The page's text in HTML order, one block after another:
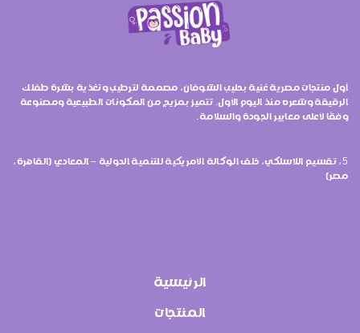
أول منتجات مصرية غنية بحليب الشوفان، مصممة لترطيب وتغذية بشرة طفلك
الرقيقة وشعره منذ اليوم الأول. تتميز بمزيج من المكونات الطبيعية ومصنوعة
وفقًا لأعلى معايير الجودة والسلامة.
5، تقسيم اللاسلكي، خلف الوكالة الأمريكية للتنمية الدولية – المعادي (القاهرة،
مصر)
الرئيسية
المنتجات